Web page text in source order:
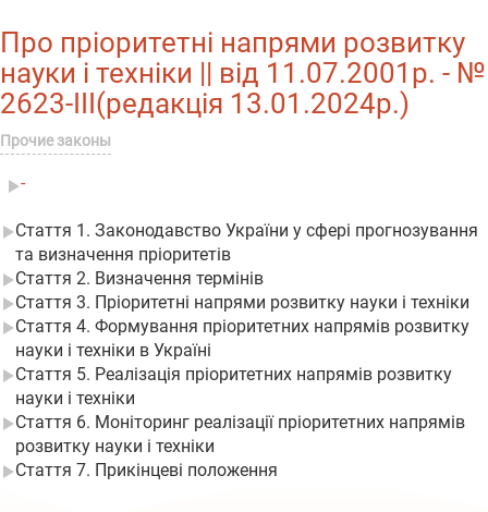
Про пріоритетні напрями розвитку
науки і техніки || від 11.07.2001р. - №
2623-III(редакція 13.01.2024р.)
Прочие законы
-
Стаття 1. Законодавство України у сфері прогнозування
та визначення пріоритетів
Стаття 2. Визначення термінів
Стаття 3. Пріоритетні напрями розвитку науки і техніки
Стаття 4. Формування пріоритетних напрямів розвитку
науки і техніки в Україні
Стаття 5. Реалізація пріоритетних напрямів розвитку
науки і техніки
Стаття 6. Моніторинг реалізації пріоритетних напрямів
розвитку науки і техніки
Стаття 7. Прикінцеві положення